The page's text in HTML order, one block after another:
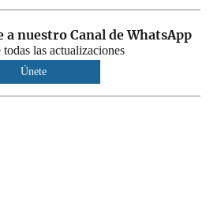
a nuestro Canal de WhatsApp
todas las actualizaciones
Únete